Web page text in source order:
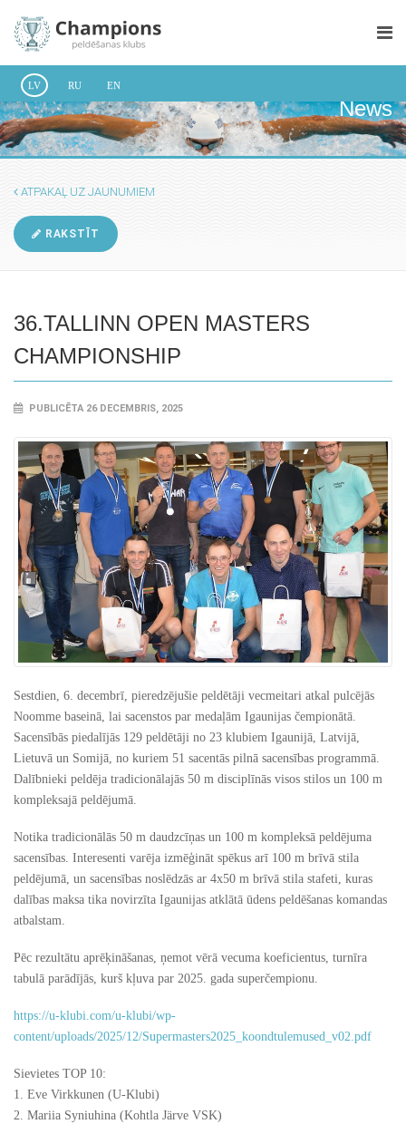
LV RU EN
News
ATPAKAĻ UZ JAUNUMIEM
RAKSTĪT
36.TALLINN OPEN MASTERS
CHAMPIONSHIP
PUBLICĒTA 26 DECEMBRIS, 2025
Sestdien, 6. decembrī, pieredzējušie peldētāji vecmeitari atkal pulcējās
Noomme baseinā, lai sacenstos par medaļām Igaunijas čempionātā.
Sacensībās piedalījās 129 peldētāji no 23 klubiem Igaunijā, Latvijā,
Lietuvā un Somijā, no kuriem 51 sacentās pilnā sacensības programmā.
Dalībnieki peldēja tradicionālajās 50 m disciplīnās visos stilos un 100 m
kompleksajā peldējumā.
Notika tradicionālās 50 m daudzcīņas un 100 m kompleksā peldējuma
sacensības. Interesenti varēja izmēģināt spēkus arī 100 m brīvā stila
peldējumā, un sacensības noslēdzās ar 4x50 m brīvā stila stafeti, kuras
dalības maksa tika novirzīta Igaunijas atklātā ūdens peldēšanas komandas
atbalstam.
Pēc rezultātu aprēķināšanas, ņemot vērā vecuma koeficientus, turnīra
tabulā parādījās, kurš kļuva par 2025. gada superčempionu.
https://u-klubi.com/u-klubi/wp-
content/uploads/2025/12/Supermasters2025_koondtulemused_v02.pdf
Sievietes TOP 10:
1. Eve Virkkunen (U-Klubi)
2. Mariia Syniuhina (Kohtla Järve VSK)